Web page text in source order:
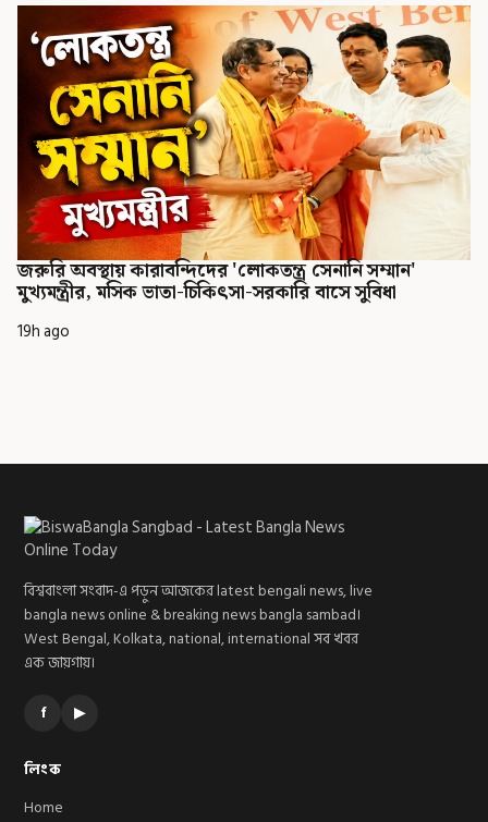
জরুরি অবস্থায় কারাবন্দিদের 'লোকতন্ত্র সেনানি সম্মান'
মুখ্যমন্ত্রীর, মসিক ভাতা-চিকিৎসা-সরকারি বাসে সুবিধা
19h ago
বিশ্ববাংলা সংবাদ-এ পড়ুন আজকের latest bengali news, live
bangla news online & breaking news bangla sambad।
West Bengal, Kolkata, national, international সব খবর
এক জায়গায়।
f ▶
লিংক
Home